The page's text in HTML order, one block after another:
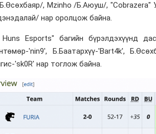
, Mzinho /Б.Аюуш/, "Cobrazera"
нар оролцож байна.
Esports" багийн бүрэлдэхүүнд
'nin9', Б.Баатархүү-'Bart4k',
'sk0R' нар тоглож байна.